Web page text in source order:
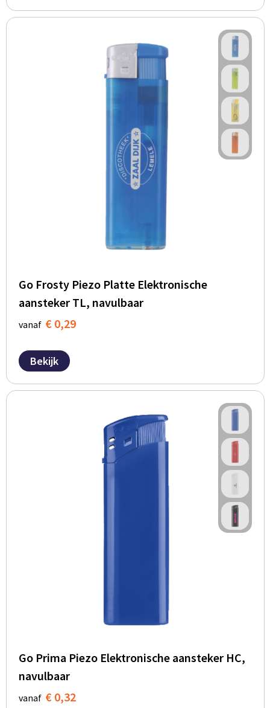
Go Frosty Piezo Platte Elektronische
aansteker TL, navulbaar
vanaf € 0,29
Bekijk
Go Prima Piezo Elektronische aansteker HC,
navulbaar
vanaf € 0,32